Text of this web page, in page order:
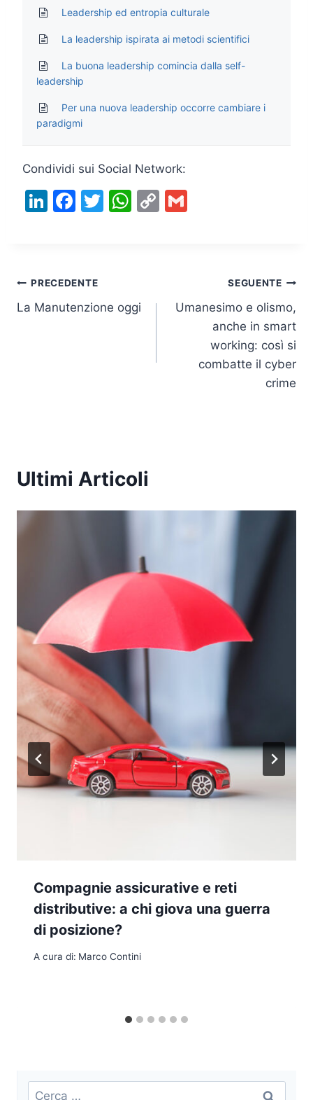
Leadership ed entropia culturale
La leadership ispirata ai metodi scientifici
La buona leadership comincia dalla self-
leadership
Per una nuova leadership occorre cambiare i
paradigmi
Condividi sui Social Network:
Li
dI
n
F
b
o
T
W
p
C
Navigazione
articoli
PRECEDENTE
La Manutenzione oggi
SEGUENTE
Umanesimo e olismo,
anche in smart
working: così si
combatte il cyber
crime
Ultimi Articoli
Compagnie assicurative e reti
distributive: a chi giova una guerra
di posizione?
A cura di: Marco Contini
Ricerca